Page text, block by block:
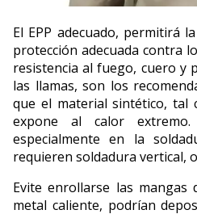
El EPP adecuado, permitirá
protección adecuada contra
resistencia al fuego, cuero y
las llamas, son los
que el material sintético, tal
expone al calor
especialmente en la
requieren soldadura vertical,
Evite enrollarse las mangas
metal caliente, podrían